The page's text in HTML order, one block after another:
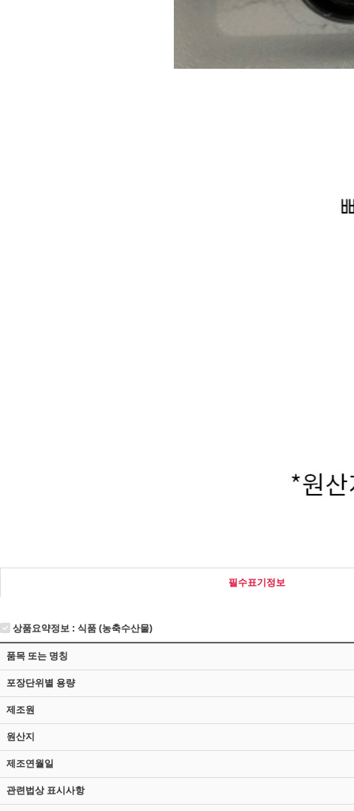
필수표기정보
상품요약정보 : 식품 (농축수산물)
품목 또는 명칭
포장단위별 용량
제조원
원산지
제조연월일
관련법상 표시사항